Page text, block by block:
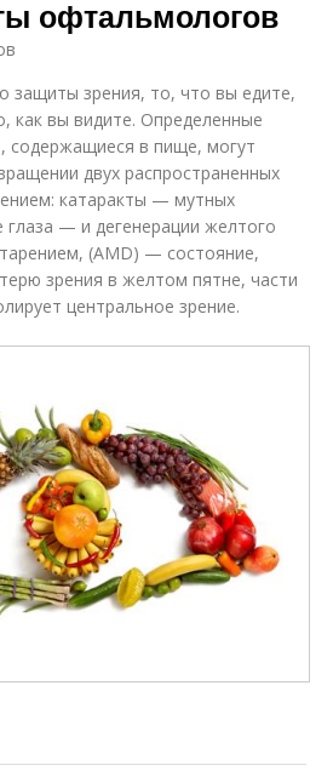
офтальмологов
защиты зрения, то, что вы едите,
как вы видите. Определенные
содержащиеся в пище, могут
двух распространенных
катаракты — мутных
глаза — и дегенерации желтого
(AMD) — состояние,
зрения в желтом пятне, части
центральное зрение.